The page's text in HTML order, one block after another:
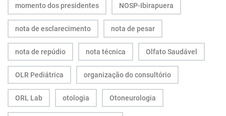
momento dos presidentes NOSP-Ibirapuera
nota de esclarecimento nota de pesar
nota de repúdio nota técnica Olfato Saudável
OLR Pediátrica organização do consultório
ORL Lab otologia Otoneurologia